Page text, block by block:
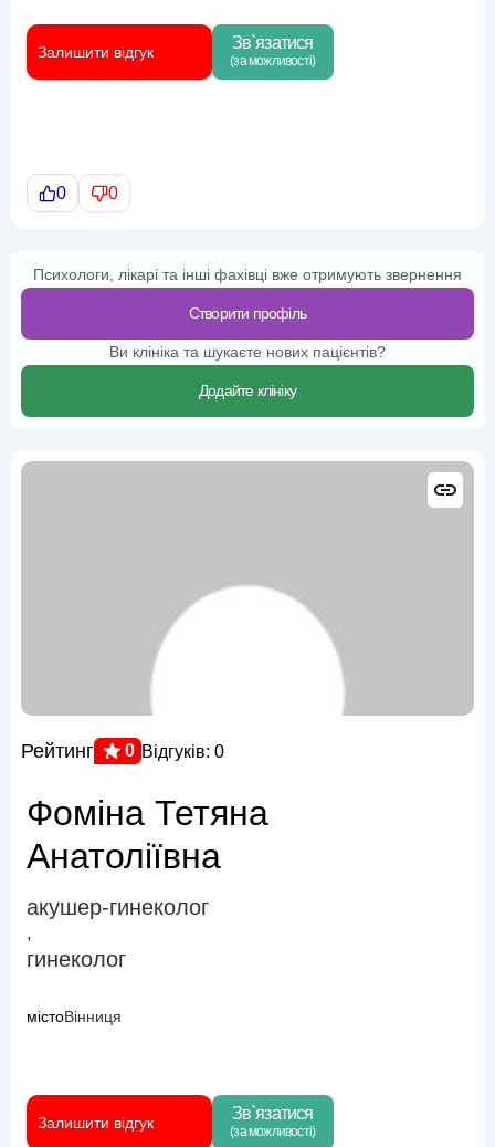
Залишити відгук Зв`язатися
(за можливості)
0 0
Психологи, лікарі та інші фахівці вже отримують звернення
Створити профіль
Ви клініка та шукаєте нових пацієнтів?
Додайте клініку
Рейтинг 0 Відгуків: 0
Фоміна Тетяна
Анатоліївна
акушер-гинеколог
,
гинеколог
містоВінниця
Залишити відгук Зв`язатися
(за можливості)